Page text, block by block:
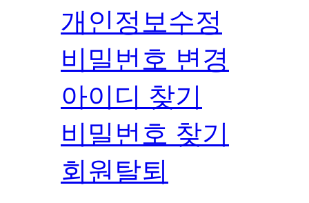
개인정보수정
비밀번호 변경
아이디 찾기
비밀번호 찾기
회원탈퇴